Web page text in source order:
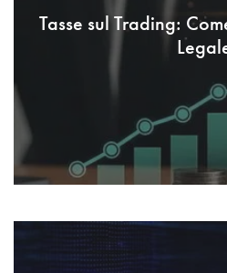
Tasse sul Trading: